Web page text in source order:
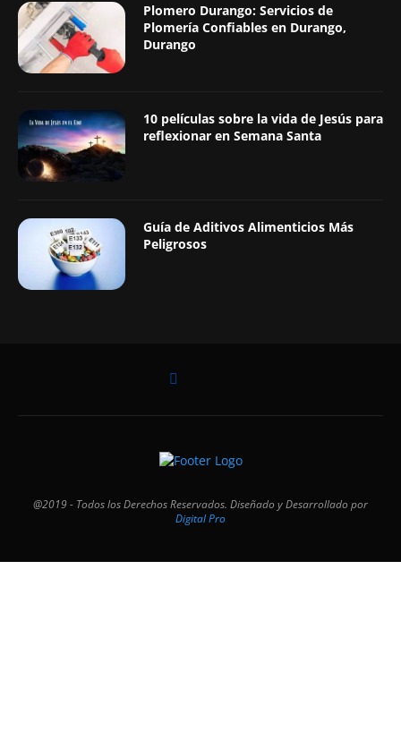
Plomero Durango: Servicios de
Plomería Confiables en Durango,
Durango
10 películas sobre la vida de Jesús para
reflexionar en Semana Santa
Guía de Aditivos Alimenticios Más
Peligrosos
@2019 - Todos los Derechos Reservados. Diseñado y Desarrollado por
Digital Pro